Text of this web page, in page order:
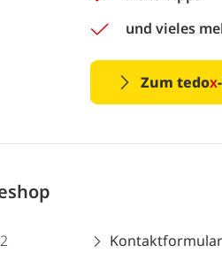
und vieles
Zum tedox
Kontaktformular